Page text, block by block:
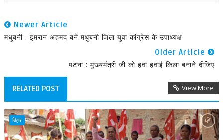
Newer Article
मधुबनी : इमरान अहमद बने मधुबनी जिला युवा कांग्रेस के उपाध्यक्ष
Older Article
पटना : मुख्यमंत्री जी को हवा हवाई किला बनाने दीजिए
RELATED POST View More
बिहार